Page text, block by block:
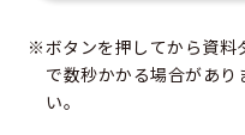
※ボタンを押してから資料
で数秒かかる場合があ
い。